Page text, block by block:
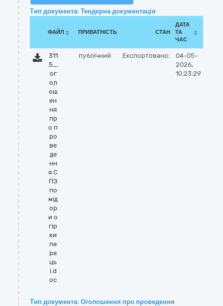
Тип документа: Тендерна документація
ФАЙЛ ПРИВАТНІСТЬ СТАН
ДАТА
ТА
ЧАС
311
5_
ог
ол
ош
ен
ня
пр
о п
ро
ве
де
нн
я С
ПЗ
по
мід
ор
и о
гір
ки
пе
ре
ць
і.d
oc
публічний Експортовано:
04-05-
2026,
10:23:29
Тип документа: Оголошення про проведення